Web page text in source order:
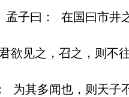
子曰： 在国曰市井
欲见之，召之，则
其多闻也，则天子